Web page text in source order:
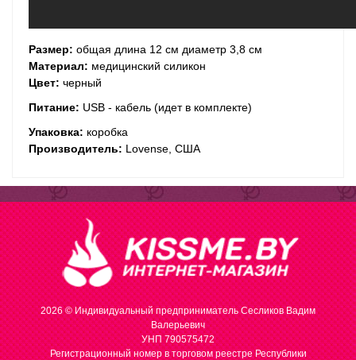
Размер: общая длина 12 см диаметр 3,8 см
Материал: медицинский силикон
Цвет: черный
Питание: USB - кабель (идет в комплекте)
Упаковка: коробка
Производитель: Lovense, США
2026 © Индивидуальный предприниматель Сесликов Вадим
Валерьевич
УНП 790575472
Регистрационный номер в торговом реестре Республики